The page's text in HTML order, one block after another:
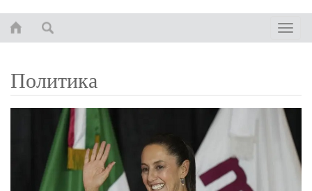
Toggle
Политика